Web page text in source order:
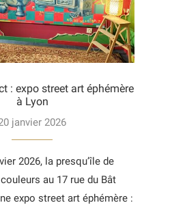
: expo street art éphémère
à Lyon
janvier 2026
2026, la presqu’île de
au 17 rue du Bât
expo street art éphémère :